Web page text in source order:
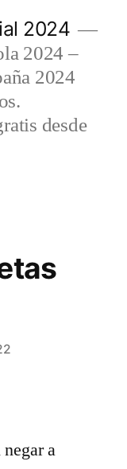
2024
2024 –
2024
desde
a